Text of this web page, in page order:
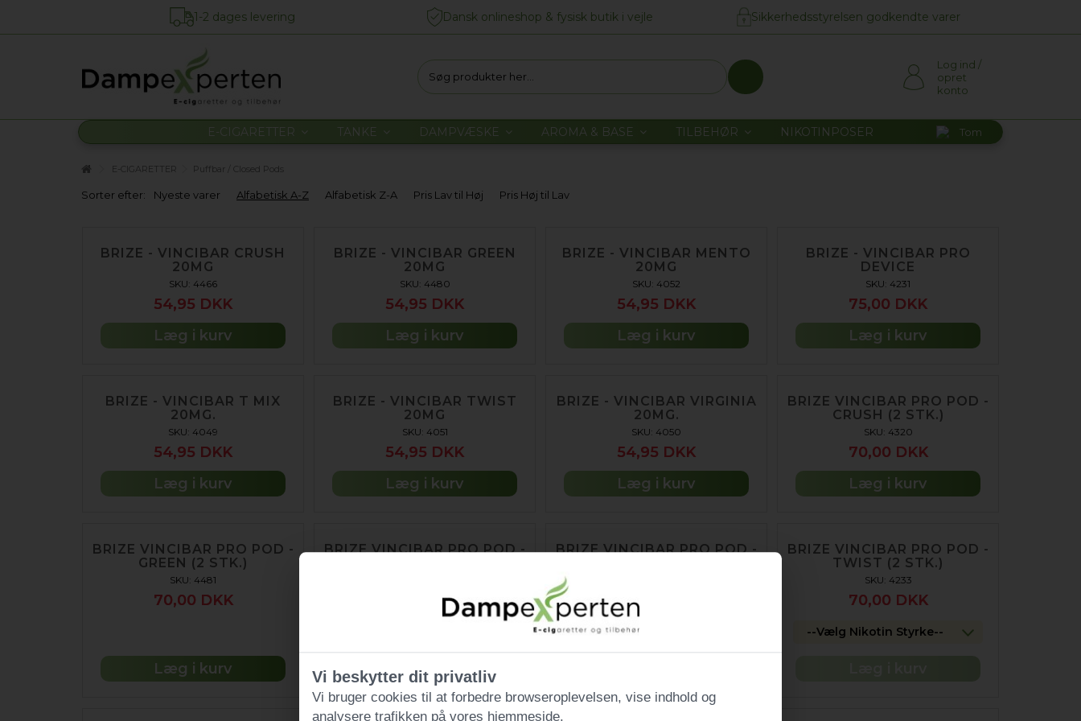
1-2 dages levering Dansk onlineshop & fysisk butik i vejle Sikkerhedsstyrelsen godkendte varer
Log ind /
opret
konto
E-CIGARETTER TANKE DAMPVÆSKE AROMA & BASE TILBEHØR NIKOTINPOSER Tom
E-CIGARETTER Puffbar / Closed Pods
Sorter efter: Nyeste varer Alfabetisk A-Z Alfabetisk Z-A Pris Lav til Høj Pris Høj til Lav
BRIZE - VINCIBAR CRUSH
20MG
SKU: 4466
54,95 DKK
Læg i kurv
BRIZE - VINCIBAR GREEN
20MG
SKU: 4480
54,95 DKK
Læg i kurv
BRIZE - VINCIBAR MENTO
20MG
SKU: 4052
54,95 DKK
Læg i kurv
BRIZE - VINCIBAR PRO
DEVICE
SKU: 4231
75,00 DKK
Læg i kurv
BRIZE - VINCIBAR T MIX
20MG.
SKU: 4049
54,95 DKK
Læg i kurv
BRIZE - VINCIBAR TWIST
20MG
SKU: 4051
54,95 DKK
Læg i kurv
BRIZE - VINCIBAR VIRGINIA
20MG.
SKU: 4050
54,95 DKK
Læg i kurv
BRIZE VINCIBAR PRO POD -
CRUSH (2 STK.)
SKU: 4320
70,00 DKK
Læg i kurv
BRIZE VINCIBAR PRO POD -
GREEN (2 STK.)
SKU: 4481
70,00 DKK
Læg i kurv
BRIZE VINCIBAR PRO POD -
70,00 DKK
Læg i kurv
BRIZE VINCIBAR PRO POD -
70,00 DKK
BRIZE VINCIBAR PRO POD -
TWIST (2 STK.)
SKU: 4233
70,00 DKK
--Vælg Nikotin Styrke--
Vi beskytter dit privatliv
Vi bruger cookies til at forbedre browseroplevelsen, vise indhold og
analysere trafikken på vores hjemmeside.